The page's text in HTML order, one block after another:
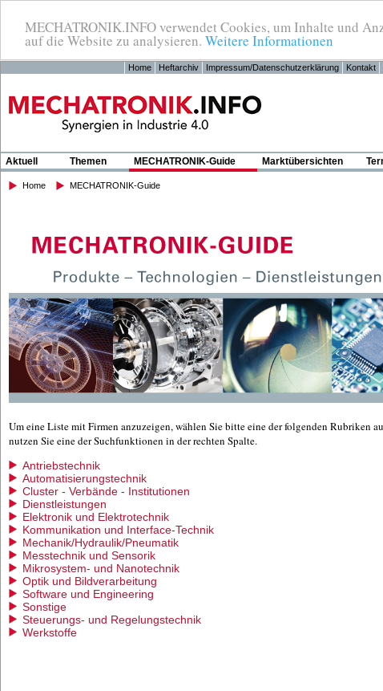
MECHATRONIK.INFO verwendet Cookies, um Inhalte und
auf die Website zu analysieren. Weitere Informationen
Home Heftarchiv Impressum/Datenschutzerklärung Kontakt
Aktuell Themen MECHATRONIK-Guide Marktübersichten
Home MECHATRONIK-Guide
Um eine Liste mit Firmen anzuzeigen, wählen Sie bitte eine der folgenden Rubriken
nutzen Sie eine der Suchfunktionen in der rechten Spalte.
Antriebstechnik
Automatisierungstechnik
Cluster - Verbände - Institutionen
Dienstleistungen
Elektronik und Elektrotechnik
Kommunikation und Interface-Technik
Mechanik/Hydraulik/Pneumatik
Messtechnik und Sensorik
Mikrosystem- und Nanotechnik
Optik und Bildverarbeitung
Software und Engineering
Sonstige
Steuerungs- und Regelungstechnik
Werkstoffe